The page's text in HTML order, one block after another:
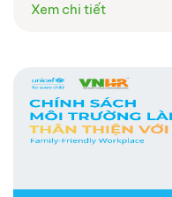
Xem chi tiết